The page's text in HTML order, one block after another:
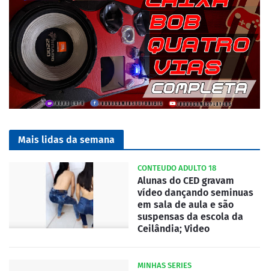
Mais lidas da semana
CONTEUDO ADULTO 18
Alunas do CED gravam
vídeo dançando seminuas
em sala de aula e são
suspensas da escola da
Ceilândia; Video
MINHAS SERIES